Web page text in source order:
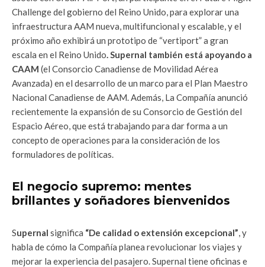
Challenge del gobierno del Reino Unido, para explorar una
infraestructura AAM nueva, multifuncional y escalable, y el
próximo año exhibirá un prototipo de “vertiport” a gran
escala en el Reino Unido. Supernal también está apoyando a
CAAM (el Consorcio Canadiense de Movilidad Aérea
Avanzada) en el desarrollo de un marco para el Plan Maestro
Nacional Canadiense de AAM. Además, La Compañía anunció
recientemente la expansión de su Consorcio de Gestión del
Espacio Aéreo, que está trabajando para dar forma a un
concepto de operaciones para la consideración de los
formuladores de políticas.
El negocio supremo: mentes
brillantes y soñadores bienvenidos
Supernal significa “De calidad o extensión excepcional”, y
habla de cómo la Compañía planea revolucionar los viajes y
mejorar la experiencia del pasajero. Supernal tiene oficinas e